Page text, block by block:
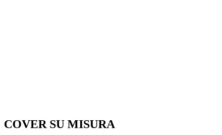
COVER SU MISURA​